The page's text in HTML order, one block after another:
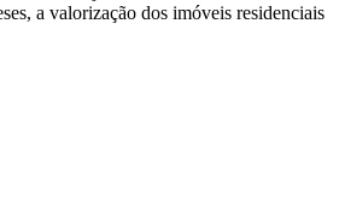
a valorização dos imóveis residenciais